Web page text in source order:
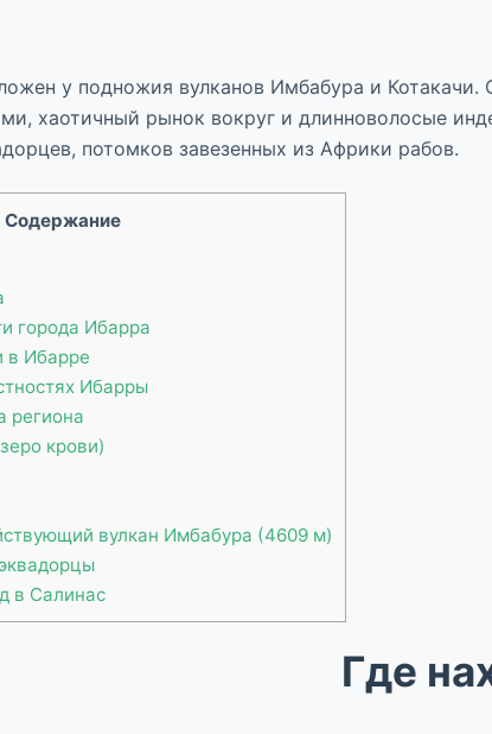
у подножия вулканов Имбабура и
хаотичный рынок вокруг и длинноволосые
потомков завезенных из Африки рабов.
Содержание
города Ибарра
в Ибарре
Ибарры
региона
крови)
вулкан Имбабура (4609 м)
в Салинас
Где